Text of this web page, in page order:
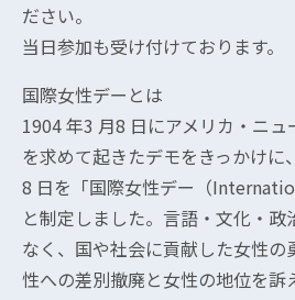
ださい。
当日参加も受け付けております。
国際女性デーとは
1904 年3 月8 日にアメリカ・ニ
を求めて起きたデモをきっかけに
8 日を「国際女性デー（
と制定しました。言語・文化・
なく、国や社会に貢献した女性
性への差別撤廃と女性の地位を訴